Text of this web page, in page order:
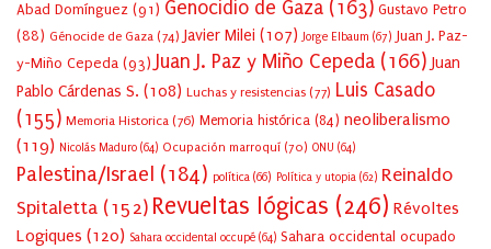
Abad Domínguez (91) Genocidio de Gaza (163) Gustavo Petro
(88) Génocide de Gaza (74) Javier Milei (107) Jorge Elbaum (67) Juan J. Paz-
y-Miño Cepeda (93) Juan J. Paz y Miño Cepeda (166) Juan
Pablo Cárdenas S. (108) Luchas y resistencias (77) Luis Casado
(155) Memoria Historica (76) Memoria histórica (84) neoliberalismo
(119) Nicolás Maduro (64) Ocupación marroquí (70) ONU (64)
Palestina/Israel (184) política (66) Política y utopia (62) Reinaldo
Spitaletta (152) Revueltas lógicas (246) Révoltes
Logiques (120) Sahara occidental occupé (64) Sahara occidental ocupado